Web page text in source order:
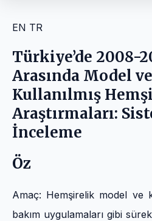
EN TR
Türkiye’de 2008-
Arasında Model
Kullanılmış
Araştırmaları:
İnceleme
Öz
Amaç: Hemşirelik model ve
bakım uygulamaları gibi